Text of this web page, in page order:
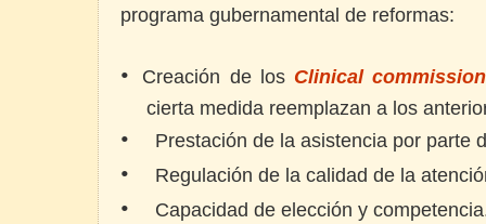
programa gubernamental de reformas:
• Creación de los Clinical
cierta medida reemplazan a los
• Prestación de la asistencia por parte
• Regulación de la calidad de la
• Capacidad de elección y